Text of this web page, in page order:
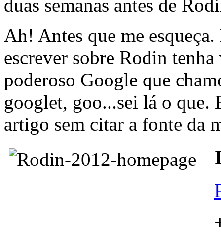
duas semanas antes de
Ah! Antes que me
escrever sobre Rodin
poderoso Google que
googlet, goo...sei lá o que.
artigo sem citar a fonte da